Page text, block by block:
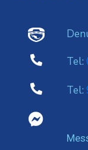
Tel:
Tel: